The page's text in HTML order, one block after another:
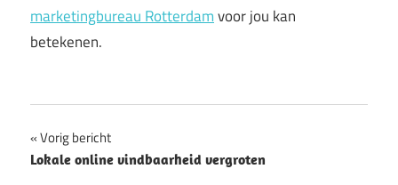
marketingbureau Rotterdamvoor jou kan
betekenen.
Bericht
Vorig bericht
Lokale online vindbaarheid vergroten